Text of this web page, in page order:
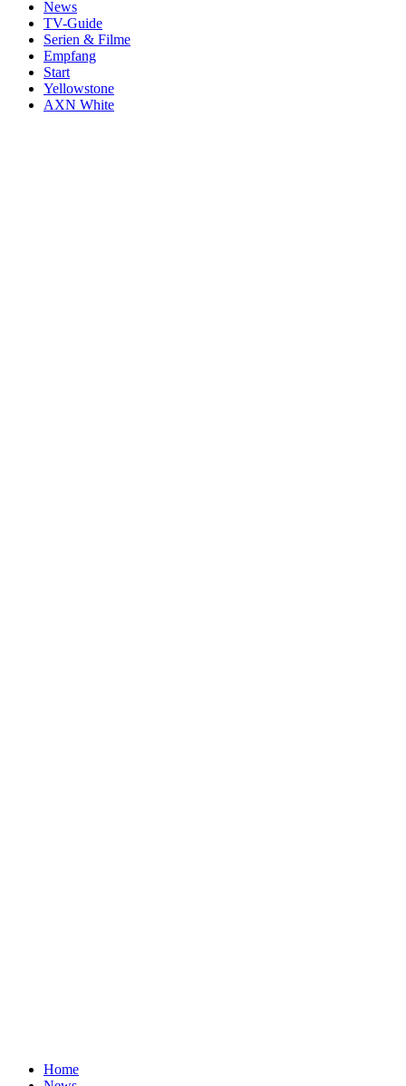
News
TV-Guide
Serien & Filme
Empfang
Start
Yellowstone
AXN White
Home